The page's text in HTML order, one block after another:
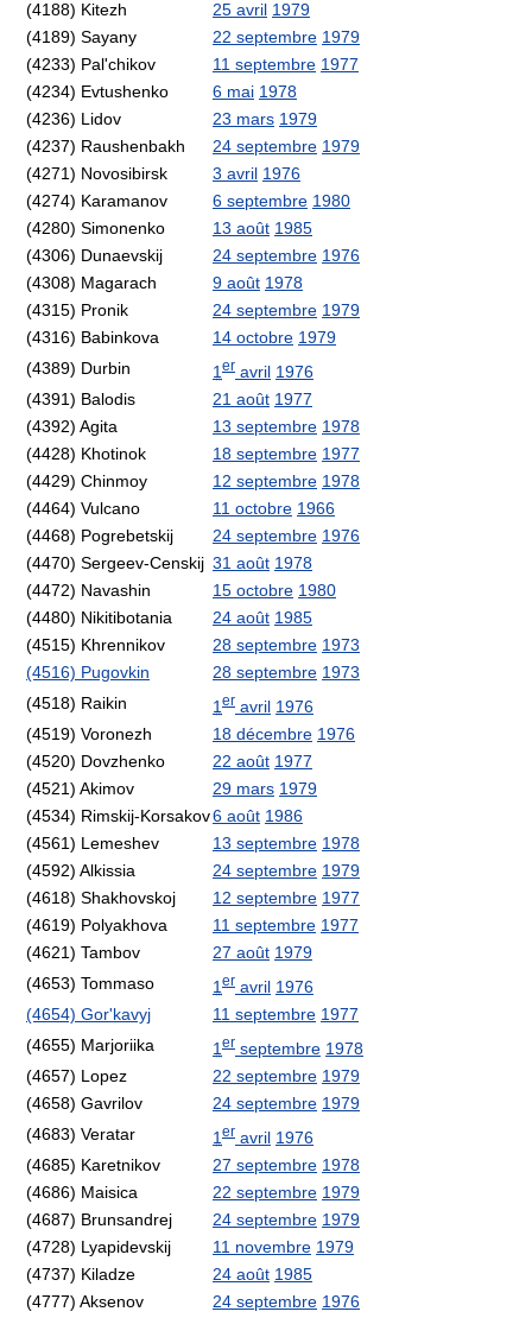
(4188) Kitezh 25 avril 1979
(4189) Sayany
22 septembre 1979
(4233) Pal'chikov
11 septembre 1977
(4234) Evtushenko
6 mai 1978
(4236) Lidov
23 mars 1979
(4237) Raushenbakh
24 septembre 1979
(4271) Novosibirsk
3 avril 1976
(4274) Karamanov
6 septembre 1980
(4280) Simonenko
13 août 1985
(4306) Dunaevskij
24 septembre 1976
(4308) Magarach
9 août 1978
(4315) Pronik
24 septembre 1979
(4316) Babinkova
14 octobre 1979
(4389) Durbin
1 er avril 1976
(4391) Balodis
21 août 1977
(4392) Agita
13 septembre 1978
(4428) Khotinok
18 septembre 1977
(4429) Chinmoy
12 septembre 1978
(4464) Vulcano
11 octobre 1966
(4468) Pogrebetskij
24 septembre 1976
(4470) Sergeev-Censkij 31 août 1978
(4472) Navashin
15 octobre 1980
(4480) Nikitibotania
24 août 1985
(4515) Khrennikov
28 septembre 1973
(4516) Pugovkin
28 septembre 1973
(4518) Raikin
1 er avril 1976
(4519) Voronezh
18 décembre 1976
(4520) Dovzhenko
22 août 1977
(4521) Akimov
29 mars 1979
(4534) Rimskij-Korsakov6 août 1986
(4561) Lemeshev
13 septembre 1978
(4592) Alkissia
24 septembre 1979
(4618) Shakhovskoj
12 septembre 1977
(4619) Polyakhova
11 septembre 1977
(4621) Tambov
27 août 1979
(4653) Tommaso
1 er avril 1976
(4654) Gor'kavyj
11 septembre 1977
(4655) Marjoriika
1 er septembre 1978
(4657) Lopez
22 septembre 1979
(4658) Gavrilov
24 septembre 1979
(4683) Veratar
1 er avril 1976
(4685) Karetnikov
27 septembre 1978
(4686) Maisica
22 septembre 1979
(4687) Brunsandrej
24 septembre 1979
(4728) Lyapidevskij
11 novembre 1979
(4737) Kiladze
24 août 1985
(4777) Aksenov
24 septembre 1976